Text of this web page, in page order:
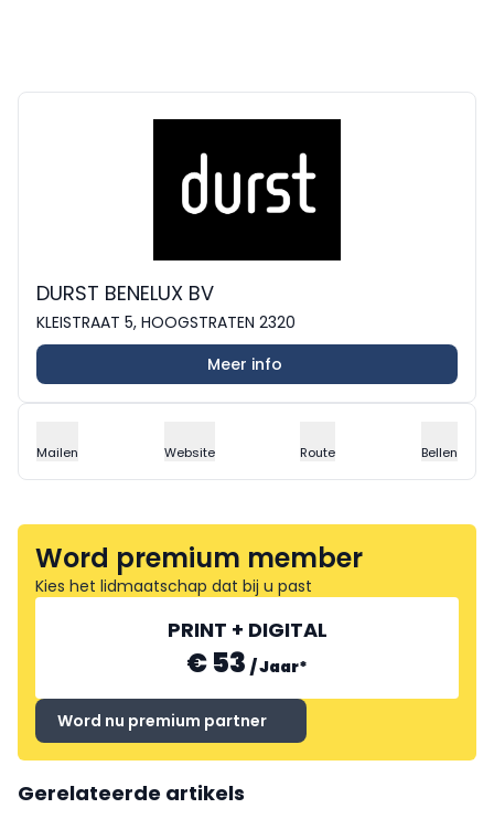
DURST BENELUX BV
KLEISTRAAT 5, HOOGSTRATEN 2320
Meer info
Mailen Website Route Bellen
Word premium member
Kies het lidmaatschap dat bij u past
PRINT + DIGITAL
€ 53 /Jaar*
Word nu premium partner
Gerelateerde artikels